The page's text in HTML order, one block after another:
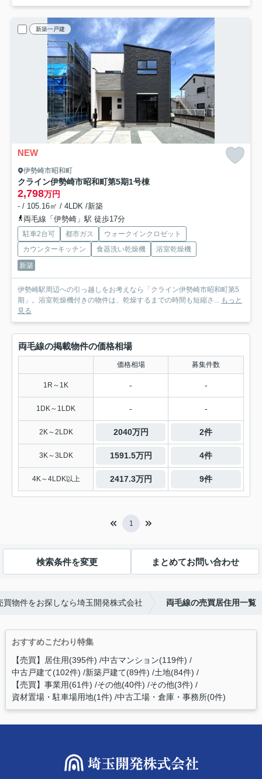
新築一戸建
NEW
伊勢崎市昭和町
クライン伊勢崎市昭和町第5期1号棟
2,798万円
- / 105.16㎡ / 4LDK /新築
両毛線「伊勢崎」駅 徒歩17分
駐車2台可 都市ガス
ウォークインクロゼット
カウンターキッチン
食器洗い乾燥機
浴室乾燥機
新築
伊勢崎駅周辺への引っ越しをお考えなら「クライン伊勢崎市昭和町第5
期」。浴室乾燥機付きの物件は、乾燥するまでの時間も短縮さ... もっと
見る
両毛線の掲載物件の価格相場
価格相場 募集件数
1R～1K - -
1DK～1LDK - -
2K～2LDK 2040万円 2件
3K～3LDK 1591.5万円 4件
4K～4LDK以上 2417.3万円 9件
1
検索条件を変更 まとめてお問い合わせ
物件をお探しなら埼玉開発株式会社 両毛線の売買居住用一覧
おすすめこだわり特集
【売買】居住用(395件) 中古マンション(119件)
中古戸建て(102件) 新築戸建て(89件) 土地(84件)
【売買】事業用(61件) その他(40件) その他(3件)
資材置場・駐車場用地(1件) 中古工場・倉庫・事務所(0件)